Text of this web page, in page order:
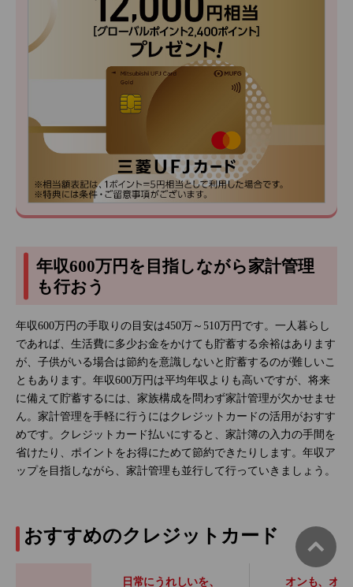
年収600万円を目指しながら家計管理
も行おう
年収600万円の手取りの目安は450万～510万円です。一人暮らし
であれば、生活費に多少お金をかけても貯蓄する余裕はあります
が、子供がいる場合は節約を意識しないと貯蓄するのが難しいこ
ともあります。年収600万円は平均年収よりも高いですが、将来
に備えて貯蓄するには、家族構成を問わず家計管理が欠かせませ
ん。家計管理を手軽に行うにはクレジットカードの活用がおすす
めです。クレジットカード払いにすると、家計簿の入力の手間を
省けたり、ポイントをお得にためて節約できたりします。年収ア
ップを目指しながら、家計管理も並行して行っていきましょう。
おすすめのクレジットカード
日常にうれしいを、 オンも、オフ